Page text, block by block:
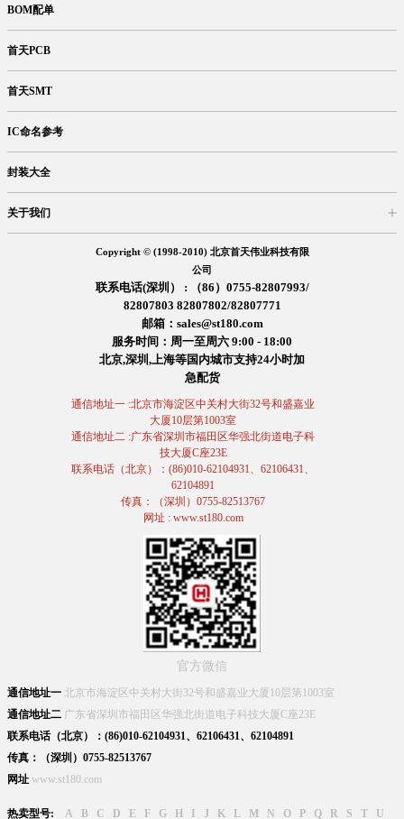
BOM配单
首天PCB
首天SMT
IC命名参考
封装大全
关于我们
Copyright © (1998-2010) 北京首天伟业科技有限
公司
联系电话(深圳） : （86）0755-82807993/
82807803 82807802/82807771
邮箱：sales@st180.com
服务时间：周一至周六 9:00 - 18:00
北京,深圳,上海等国内城市支持24小时加
急配货
通信地址一 :北京市海淀区中关村大街32号和盛嘉业
大厦10层第1003室
通信地址二 :广东省深圳市福田区华强北街道电子科
技大厦C座23E
联系电话（北京）：(86)010-62104931、62106431、
62104891
传真：（深圳）0755-82513767
网址 : www.st180.com
官方微信
通信地址一 北京市海淀区中关村大街32号和盛嘉业大厦10层第1003室
通信地址二 广东省深圳市福田区华强北街道电子科技大厦C座23E
联系电话（北京）：(86)010-62104931、62106431、62104891
传真：（深圳）0755-82513767
网址 www.st180.com
热卖型号: A B C D E F G H J K L M N O P Q R S T U